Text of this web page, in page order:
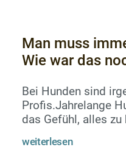
Man muss
Wie war das
Bei Hunden sind
Profis.Jahrelange
das Gefühl, alles zu
weiterlesen